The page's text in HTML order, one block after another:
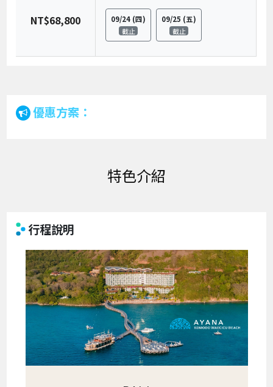
優惠方案：
特色介紹
行程說明
NT$68,800 09/24 (四)
截止
09/25 (五)
截止